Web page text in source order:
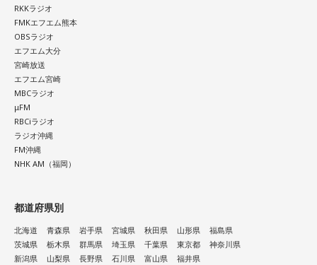
RKKラジオ
FMKエフエム熊本
OBSラジオ
エフエム大分
宮崎放送
エフエム宮崎
MBCラジオ
μFM
RBCiラジオ
ラジオ沖縄
FM沖縄
NHK AM（福岡）
都道府県別
北海道 青森県 岩手県 宮城県 秋田県 山形県
福島県
茨城県
栃木県 群馬県 埼玉県 千葉県 東京都
神奈川県
新潟県
山梨県 長野県 石川県 富山県 福井県